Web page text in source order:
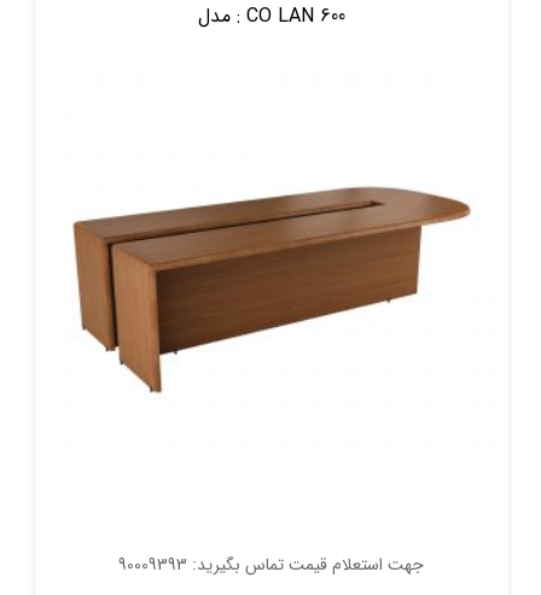
مدل : CO LAN 600
جهت استعلام قیمت تماس بگیرید: 90009393